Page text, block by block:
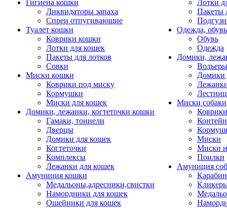
Гигиена кошки
Ликвидаторы запаха
Спреи отпугивающие
Туалет кошки
Коврики кошки
Лотки для кошек
Пакеты для лотков
Совки
Миски кошки
Коврики под миску
Кормушки
Миски для кошек
Домики, лежанки, когтеточки кошки
Гамаки, тоннели
Дверцы
Домики для кошек
Когтеточки
Комплексы
Лежанки для кошек
Амуниция кошки
Медальоны,адресники,свистки
Намордники для кошек
Ошейники для кошек
Лотки
Пакеты
Одежда, обувь
Обувь
Одежда
Домики,
Домики
Миски собаки
Миски
Миски
Поилки
Амуниция